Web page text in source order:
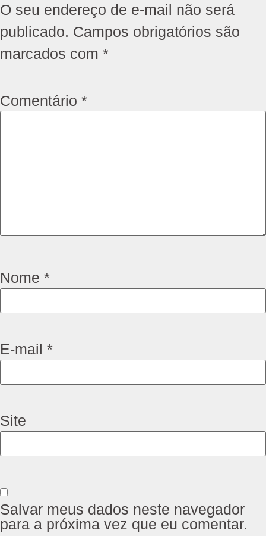
O seu endereço de e-mail não será
publicado. Campos obrigatórios são
marcados com *
Comentário *
Nome *
E-mail *
Site
Salvar meus dados neste navegador
para a próxima vez que eu comentar.